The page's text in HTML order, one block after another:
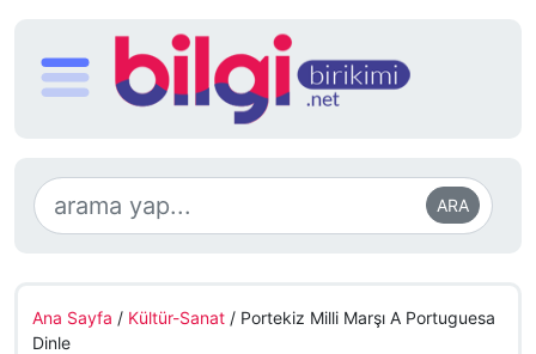
ARA
Ana Sayfa / Kültür-Sanat / Portekiz Milli Marşı A Portuguesa
Dinle